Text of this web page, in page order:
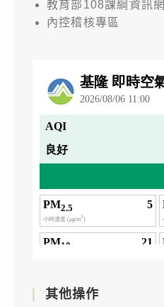
教育部108課綱資訊網
內控稽核專區
其他操作